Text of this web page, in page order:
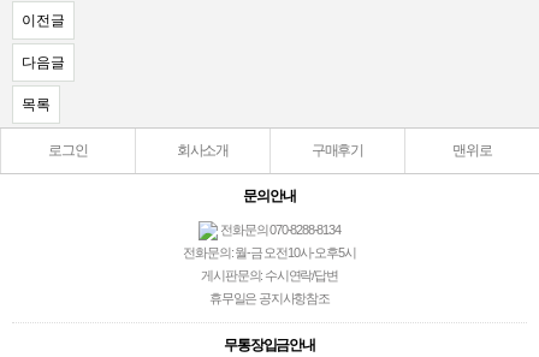
이전글
다음글
목록
로그인 회사소개 구매후기 맨위로
문의안내
전화문의 070-8288-8134
전화문의: 월-금 오전10시-오후5시
게시판문의: 수시연락/답변
휴무일은 공지사항참조
무통장입금안내